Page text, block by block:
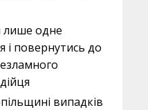
лише одне
і повернутись до
випадків